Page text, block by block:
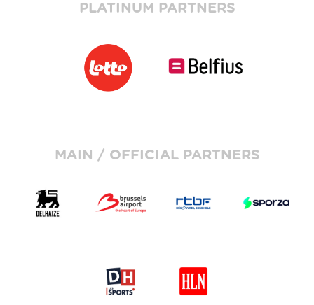
PLATINUM PARTNERS
MAIN / OFFICIAL PARTNERS